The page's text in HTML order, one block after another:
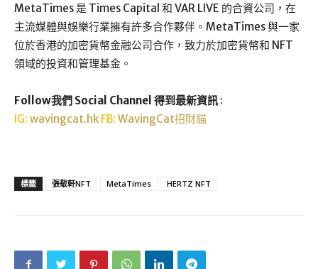
MetaTimes 是 Times Capital 和 VAR LIVE 的合資公司，在
主流媒體與娛樂行業擁有許多合作夥伴。MetaTimes 與一家
位於香港的加密貨幣金融公司合作，致力於加密貨幣和 NFT
領域的投資和管理基金。
Follow我們 Social Channel 得到最新資訊 :
IG: wavingcat.hk FB: WavingCat招財貓
標籤 張敬軒NFT MetaTimes HERTZ NFT